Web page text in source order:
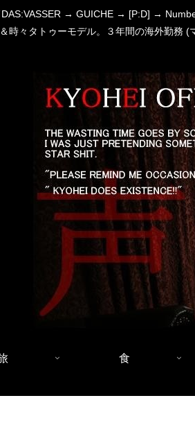
→ GUICHE → [P:D] →
時々タトゥーモデル。３年間の海外勤務
食